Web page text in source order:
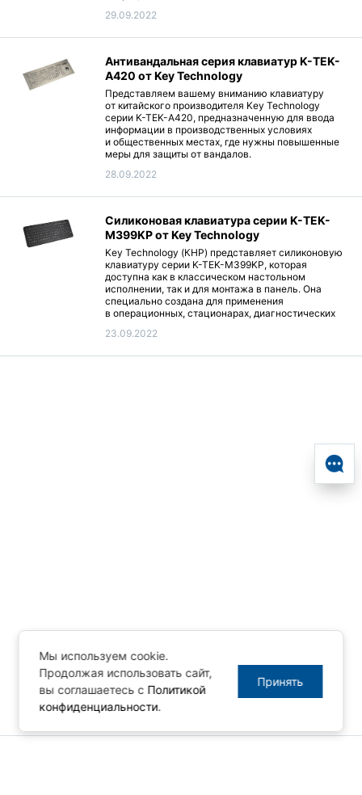
29.09.2022
Антивандальная серия клавиатур K-TEK-
A420 от Key Technology
Представляем вашему вниманию клавиатуру
от китайского производителя Key Technology
серии K-TEK-A420, предназначенную для ввода
информации в производственных условиях
и общественных местах, где нужны повышенные
меры для защиты от вандалов.
28.09.2022
Силиконовая клавиатура серии K-TEK-
M399KP от Key Technology
Key Technology (КНР) представляет силиконовую
клавиатуру серии K-TEK-M399KP, которая
доступна как в классическом настольном
исполнении, так и для монтажа в панель. Она
специально создана для применения
в операционных, стационарах, диагностических
с повышенной влажностью, на пищевых
23.09.2022
Мы используем cookie.
Продолжая использовать сайт,
вы соглашаетесь с Политикой
конфиденциальности.
Принять